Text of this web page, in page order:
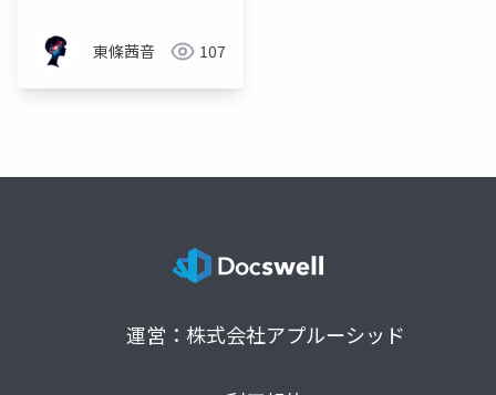
東條茜音 107
運営：株式会社アプルーシッド